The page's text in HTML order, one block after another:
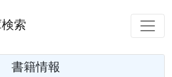
索
書籍情報